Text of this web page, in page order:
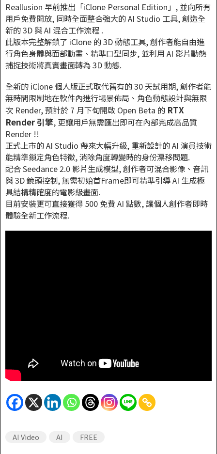
Reallusion 早前推出「iClone Personal Edition」, 並向所有
用戶免費開放, 同時全面整合強大的 AI Studio 工具, 創造全
新的 3D 與 AI 混合工作流程 .
此版本完整解鎖了 iClone 的 3D 動態工具, 創作者能自由進
行角色身體與面部動畫、精準口型同步, 並利用 AI 影片動態
捕捉技術將真實畫面轉為 3D 動態.
全新的 iClone 個人版正式取代舊有的 30 天試用期, 創作者能
無時間限制地在軟件內進行場景佈局、角色動態設計與無限
次 Render, 預計於 7 月下旬開啟 Open Beta 的 RTX
Render 引擎, 更讓用戶無需匯出即可在內部完成高品質
Render !!
正式上市的 AI Studio 帶來大幅升級, 重新設計的 AI 演員技術
能精準鎖定角色特徵, 消除角度轉變時的身份漂移問題.
配合 Seedance 2.0 影片生成模型, 創作者可混合影像、音訊
與 3D 鏡頭控制, 無需初始首Frame即可精準引導 AI 生成極
具結構精確度的電影級畫面.
目前安裝更可直接獲得 500 免費 AI 點數, 讓個人創作者即時
體驗全新工作流程.
AI Video AI FREE